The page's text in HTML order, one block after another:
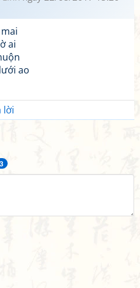
3
ai
ao
lời